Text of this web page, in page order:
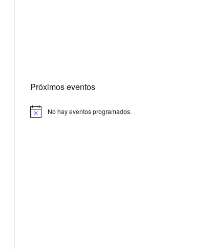
Próximos eventos
No hay eventos programados.